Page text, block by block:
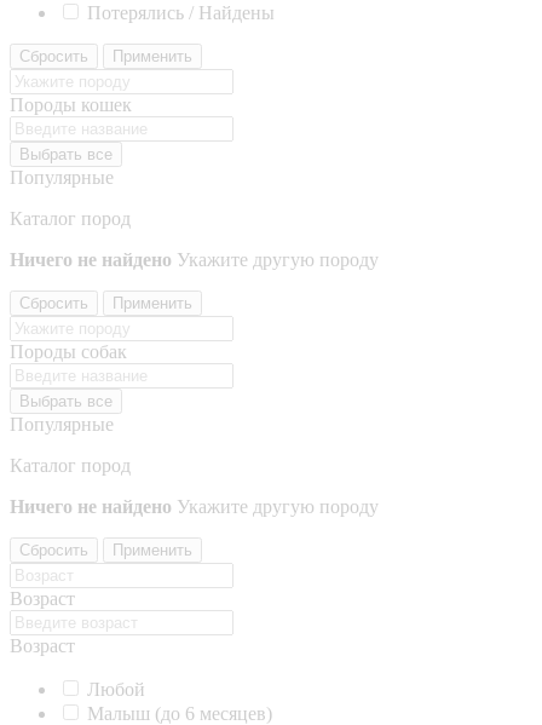
Потерялись / Найдены
Сбросить Применить
Породы кошек
Выбрать все
Популярные
Каталог пород
Ничего не найдено Укажите другую породу
Сбросить Применить
Породы собак
Выбрать все
Популярные
Каталог пород
Ничего не найдено Укажите другую породу
Сбросить Применить
Возраст
Возраст
Любой
Малыш (до 6 месяцев)